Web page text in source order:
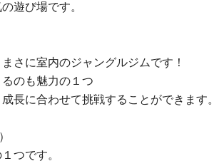
遊び場です。
さに室内のジャングルジムです！
のも魅力の１つ
長に合わせて挑戦することができます。
つです。